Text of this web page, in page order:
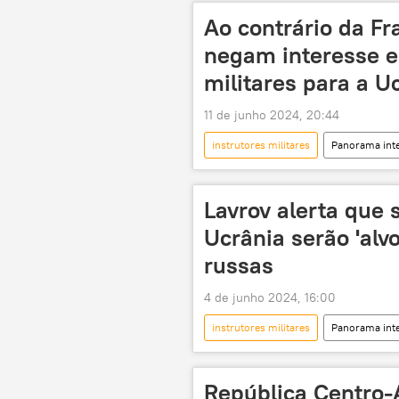
Ao contrário da
negam interesse
militares para a
11 de junho 2024, 20:44
instrutores militares Panorama
Mark Rutte
Dmitry Peskov
Lavrov alerta que
Ucrânia serão
russas
4 de junho 2024, 16:00
instrutores militares Panorama
Emmanuel Macron
Ucrânia
República